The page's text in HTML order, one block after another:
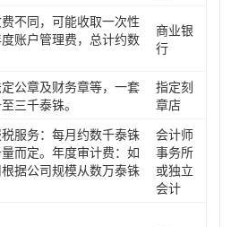
不同，可能收取一次性
账户管理费，总计约数
商业银
行
公章及财务章等，一套
三千泰铢。
指定刻
章店
服务：每月约数千泰铢
而定。年度审计费：如
据公司规模从数万泰铢
会计师
事务所
或独立
会计